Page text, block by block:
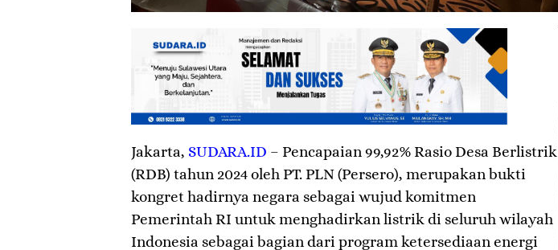
Jakarta, SUDARA.ID – Pencapaian 99,92% Rasio Desa Berlistrik
(RDB) tahun 2024 oleh PT. PLN (Persero), merupakan bukti
kongret hadirnya negara sebagai wujud komitmen
Pemerintah RI untuk menghadirkan listrik di seluruh wilayah
Indonesia sebagai bagian dari program ketersediaan energi